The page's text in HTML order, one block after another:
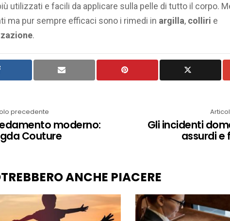
utilizzati e facili da applicare sulla pelle di tutto il corpo.
ma pur sempre efficaci sono i rimedi in argilla, colliri e
.
precedente
moderno:
Couture
Gli incidenti
assurdi e
ANCHE PIACERE